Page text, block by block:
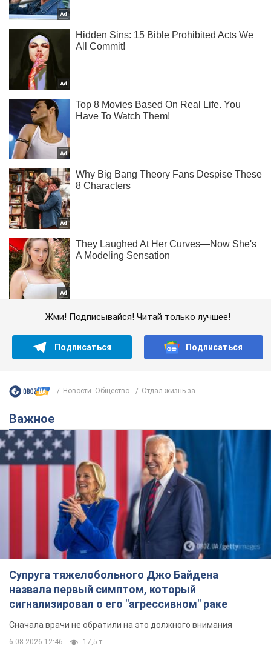
Жми! Подписывайся! Читай только лучшее!
Подписаться Подписаться
Новости. Общество Отдал жизнь за...
Важное
Супруга тяжелобольного Джо Байдена
назвала первый симптом, который
сигнализировал о его "агрессивном" раке
Сначала врачи не обратили на это должного внимания
6.08.2026 12:46 17,5 т.